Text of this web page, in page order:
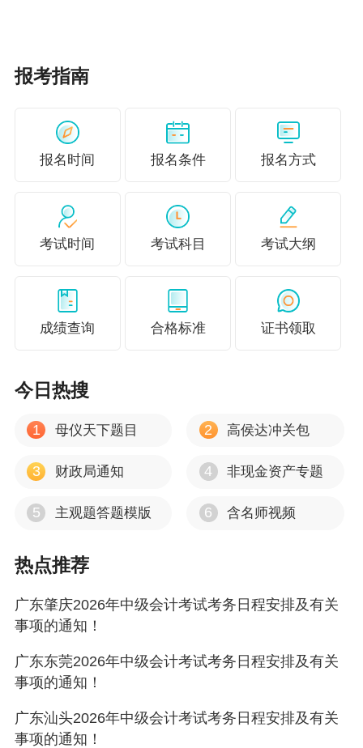
满4年。
3.具备第二学士学位或研究生班毕业，从事会计
工作满2年。
5.具备博士学位。
6.通过全国统一考试，取得经济、统计、审计专
（四）报名参加高级会计资格考试的人员，除具
备基本条件外，还应具备下列条件之一：
与会计师职责相关工作满10年。
2.具备硕士学位或第二学士学位或研究生班毕业
或大学本科学历或学士学位，取得会计师职称
3.具备博士学位，取得会计师职称后，从事与会
计师职责相关工作满2年。
历，是指经国务院人力资源社会保障行政部门认
位，是指经国务院教育行政部门认可的学历或学
（六）获得国务院教育行政部门认可的境内会计
报考指南
报名时间 报名条件 报名方式
考试时间 考试科目 考试大纲
成绩查询 合格标准 证书领取
今日热搜
1 母仪天下题目 2 高侯达冲关包
3 财政局通知 4 非现金资产专题
5 主观题答题模版 6 含名师视频
热点推荐
广东肇庆2026年中级会计考试考务日程安排及有关
事项的通知！
广东东莞2026年中级会计考试考务日程安排及有关
事项的通知！
广东汕头2026年中级会计考试考务日程安排及有关
事项的通知！